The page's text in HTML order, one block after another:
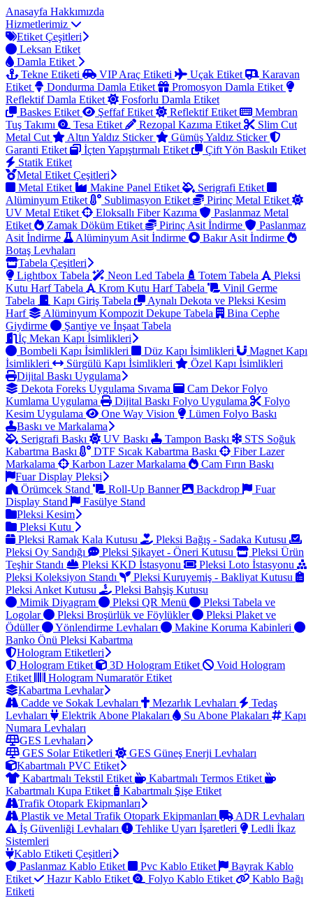
Anasayfa Hakkımızda
Hizmetlerimiz
Etiket Çeşitleri
Leksan Etiket
Damla Etiket
Tekne Etiketi
VIP Araç Etiketi Uçak Etiket
Karavan
Etiket
Dondurma Damla Etiket
Promosyon Damla Etiket
Reflektif Damla Etiket
Fosforlu Damla Etiket
Baskes Etiket
Şeffaf Etiket Reflektif Etiket
Membran
Tuş Takımı
Tesa Etiket Rezopal Kazıma Etiket
Slim Cut
Metal Cut
Altın Yaldız Sticker
Gümüş Yaldız Sticker
Garanti Etiket
İçten Yapıştırmalı Etiket
Çift Yön Baskılı Etiket
Statik Etiket
Metal Etiket Çeşitleri
Metal Etiket
Makine Panel Etiket
Serigrafi Etiket
Alüminyum Etiket
Sublimasyon Etiket
Pirinç Metal Etiket
UV Metal Etiket
Eloksallı Fiber Kazıma
Paslanmaz Metal
Etiket
Zamak Döküm Etiket Pirinç Asit İndirme
Paslanmaz
Asit İndirme
Alüminyum Asit İndirme
Bakır Asit İndirme
Botaş Levhaları
Tabela Çeşitleri
Lightbox Tabela
Neon Led Tabela Totem Tabela
Pleksi
Kutu Harf Tabela
Krom Kutu Harf Tabela
Vinil Germe
Tabela
Kapı Giriş Tabela
Aynalı Dekota ve Pleksi Kesim
Harf
Alüminyum Kompozit Dekupe Tabela
Bina Cephe
Giydirme
Şantiye ve İnşaat Tabela
İç Mekan Kapı İsimlikleri
Bombeli Kapı İsimlikleri
Düz Kapı İsimlikleri
Magnet Kapı
İsimlikleri
Sürgülü Kapı İsimlikleri
Özel Kapı İsimlikleri
Dijital Baskı Uygulama
Dekota Foreks Uygulama Sıvama
Cam Dekor Folyo
Kumlama Uygulama
Dijital Baskı Folyo Uygulama
Folyo
Kesim Uygulama
One Way Vision
Lümen Folyo Baskı
Baskı ve Markalama
Serigrafi Baskı
UV Baskı Tampon Baskı
STS Soğuk
Kabartma Baskı
DTF Sıcak Kabartma Baskı
Fiber Lazer
Markalama
Karbon Lazer Markalama
Cam Fırın Baskı
Fuar Display Pleksi
Örümcek Stand
Roll-Up Banner Backdrop
Fuar
Display Stand
Fasülye Stand
Pleksi Kesim
Pleksi Kutu
Pleksi Ramak Kala Kutusu
Pleksi Bağış - Sadaka Kutusu
Pleksi Oy Sandığı
Pleksi Şikayet - Öneri Kutusu
Pleksi Ürün
Teşhir Standı
Pleksi KKD İstasyonu
Pleksi Loto İstasyonu
Pleksi Koleksiyon Standı
Pleksi Kuruyemiş - Bakliyat Kutusu
Pleksi Anket Kutusu
Pleksi Bahşiş Kutusu
Mimik Diyagram
Pleksi QR Menü
Pleksi Tabela ve
Logolar
Pleksi Broşürlük ve Föylükler
Pleksi Plaket ve
Ödüller
Yönlendirme Levhaları
Makine Koruma Kabinleri
Banko Önü Pleksi Kabartma
Hologram Etiketleri
Hologram Etiket
3D Hologram Etiket
Void Hologram
Etiket
Hologram Numaratör Etiket
Kabartma Levhalar
Cadde ve Sokak Levhaları
Mezarlık Levhaları
Tedaş
Levhaları
Elektrik Abone Plakaları Su Abone Plakaları
Kapı
Numara Levhaları
GES Levhaları
GES Solar Etiketleri
GES Güneş Enerji Levhaları
Kabartmalı PVC Etiket
Kabartmalı Tekstil Etiket
Kabartmalı Termos Etiket
Kabartmalı Kupa Etiket
Kabartmalı Şişe Etiket
Trafik Otopark Ekipmanları
Plastik ve Metal Trafik Otopark Ekipmanları
ADR Levhaları
İş Güvenliği Levhaları
Tehlike Uyarı İşaretleri
Ledli İkaz
Sistemleri
Kablo Etiketi Çeşitleri
Paslanmaz Kablo Etiket
Pvc Kablo Etiket
Bayrak Kablo
Etiket
Hazır Kablo Etiket Folyo Kablo Etiket
Kablo Bağı
Etiketi